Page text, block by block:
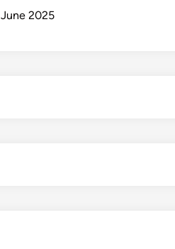
June 2025